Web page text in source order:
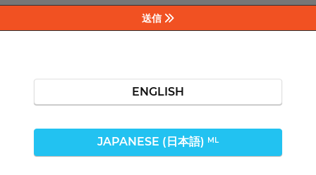
送信
ENGLISH
JAPANESE (日本語) ML